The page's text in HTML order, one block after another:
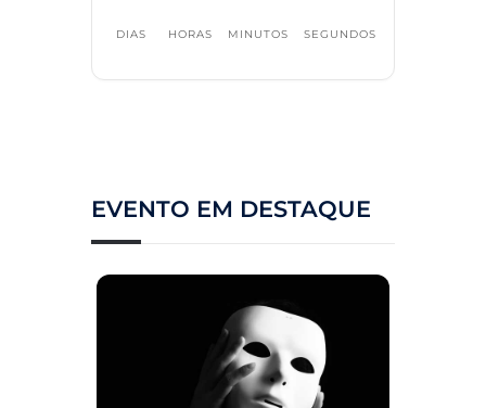
DIAS HORAS MINUTOS SEGUNDOS
EVENTO EM DESTAQUE